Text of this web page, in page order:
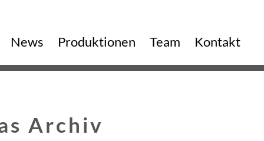
News Produktionen Team Kontakt
Archiv